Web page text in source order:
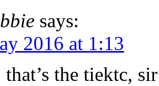
says:
2016 at 1:13
that’s the tiektc,